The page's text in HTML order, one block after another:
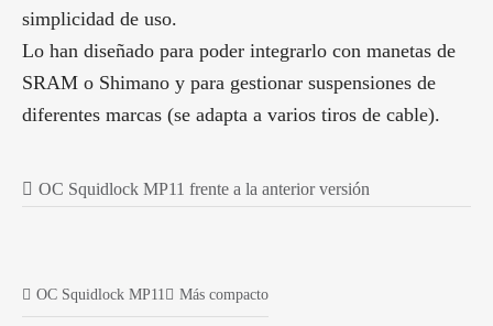
simplicidad de uso.
Lo han diseñado para poder integrarlo con manetas de
SRAM o Shimano y para gestionar suspensiones de
diferentes marcas (se adapta a varios tiros de cable).
OC Squidlock MP11 frente a la anterior versión
OC Squidlock MP11 Más compacto